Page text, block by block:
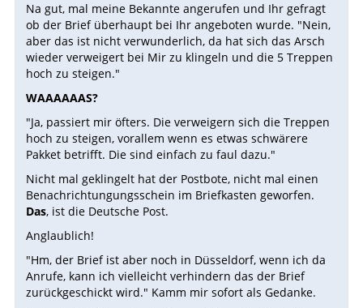
Na gut, mal meine Bekannte angerufen und Ihr gefragt
ob der Brief überhaupt bei Ihr angeboten wurde. "Nein,
aber das ist nicht verwunderlich, da hat sich das Arsch
wieder verweigert bei Mir zu klingeln und die 5 Treppen
hoch zu steigen."
WAAAAAAS?
"Ja, passiert mir öfters. Die verweigern sich die Treppen
hoch zu steigen, vorallem wenn es etwas schwärere
Pakket betrifft. Die sind einfach zu faul dazu."
Nicht mal geklingelt hat der Postbote, nicht mal einen
Benachrichtungungsschein im Briefkasten geworfen.
Das, ist die Deutsche Post.
Anglaublich!
"Hm, der Brief ist aber noch in Düsseldorf, wenn ich da
Anrufe, kann ich vielleicht verhindern das der Brief
zurückgeschickt wird." Kamm mir sofort als Gedanke.